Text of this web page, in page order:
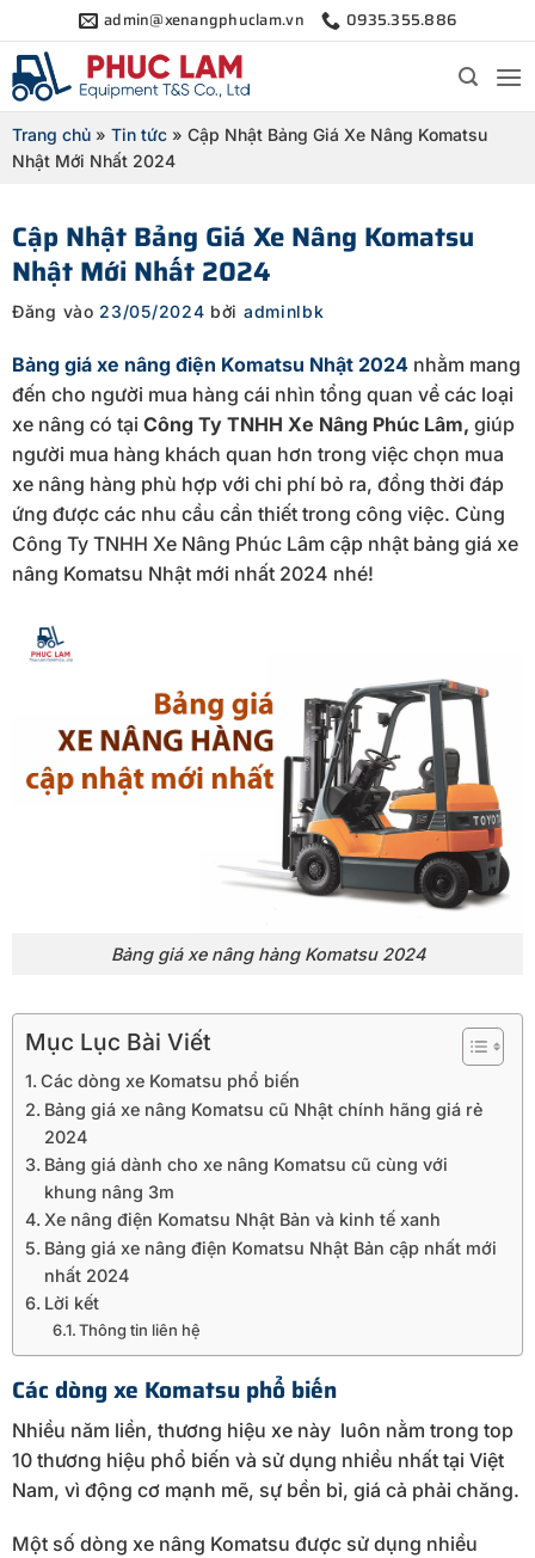
qua
nội
dung
admin@xenangphuclam.vn 0935.355.886
Trang chủ » Tin tức » Cập Nhật Bảng Giá Xe Nâng Komatsu
Nhật Mới Nhất 2024
Cập Nhật Bảng Giá Xe Nâng Komatsu
Nhật Mới Nhất 2024
Đăng vào 23/05/2024 bởi adminlbk
Bảng giá xe nâng điện Komatsu Nhật 2024 nhằm mang
đến cho người mua hàng cái nhìn tổng quan về các loại
xe nâng có tại Công Ty TNHH Xe Nâng Phúc Lâm, giúp
người mua hàng khách quan hơn trong việc chọn mua
xe nâng hàng phù hợp với chi phí bỏ ra, đồng thời đáp
ứng được các nhu cầu cần thiết trong công việc. Cùng
Công Ty TNHH Xe Nâng Phúc Lâm cập nhật bảng giá xe
nâng Komatsu Nhật mới nhất 2024 nhé!
Bảng giá xe nâng hàng Komatsu 2024
Mục Lục Bài Viết
Các dòng xe Komatsu phổ biến
Bảng giá xe nâng Komatsu cũ Nhật chính hãng giá rẻ
2024
Bảng giá dành cho xe nâng Komatsu cũ cùng với
khung nâng 3m
Xe nâng điện Komatsu Nhật Bản và kinh tế xanh
Bảng giá xe nâng điện Komatsu Nhật Bản cập nhất mới
nhất 2024
Lời kết
Thông tin liên hệ
Các dòng xe Komatsu phổ biến
Nhiều năm liền, thương hiệu xe này luôn nằm trong top
10 thương hiệu phổ biến và sử dụng nhiều nhất tại Việt
Nam, vì động cơ mạnh mẽ, sự bền bỉ, giá cả phải chăng.
Một số dòng xe nâng Komatsu được sử dụng nhiều